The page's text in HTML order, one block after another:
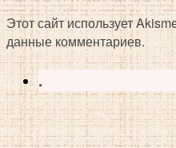
Этот сайт использует
данные комментариев.
.